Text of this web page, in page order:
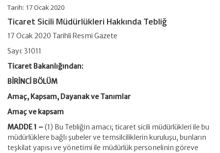
Tarih: 17 Ocak 2020
Ticaret Sicili Müdürlükleri Hakkında Tebliğ
17 Ocak 2020 Tarihli Resmi Gazete
Sayı: 31011
Ticaret Bakanlığından:
BİRİNCİ BÖLÜM
Amaç, Kapsam, Dayanak ve Tanımlar
Amaç ve kapsam
MADDE 1 –(1) Bu Tebliğin amacı; ticaret sicili müdürlükleri ile bu
müdürlüklere bağlı şubeler ve temsilciliklerin kuruluşu, bunların
teşkilat yapısı ve yönetimi ile müdürlük personelinin göreve